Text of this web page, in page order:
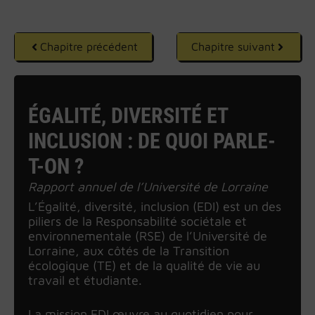
Chapitre précédent Chapitre suivant
ÉGALITÉ, DIVERSITÉ ET
INCLUSION : DE QUOI PARLE-
T-ON ?
Rapport annuel de l’Université de Lorraine
L’Égalité, diversité, inclusion (EDI) est un des
piliers de la Responsabilité sociétale et
environnementale (RSE) de l’Université de
Lorraine, aux côtés de la Transition
écologique (TE) et de la qualité de vie au
travail et étudiante.